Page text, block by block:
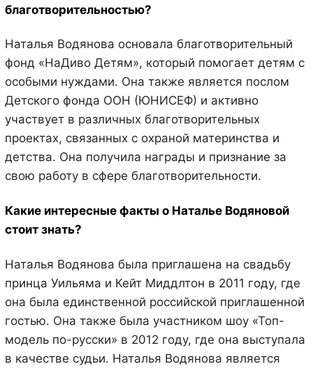
благотворительностью?
Наталья Водянова основала благотворительный
фонд «НаДиво Детям», который помогает детям с
особыми нуждами. Она также является послом
Детского фонда ООН (ЮНИСЕФ) и активно
участвует в различных благотворительных
проектах, связанных с охраной материнства и
детства. Она получила награды и признание за
свою работу в сфере благотворительности.
Какие интересные факты о Наталье Водяновой
стоит знать?
Наталья Водянова была приглашена на свадьбу
принца Уильяма и Кейт Миддлтон в 2011 году, где
она была единственной российской приглашенной
гостью. Она также была участником шоу «Топ-
модель по-русски» в 2012 году, где она выступала
в качестве судьи. Наталья Водянова является